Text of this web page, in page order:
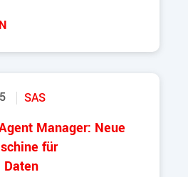
SAS
Manager: Neue
für